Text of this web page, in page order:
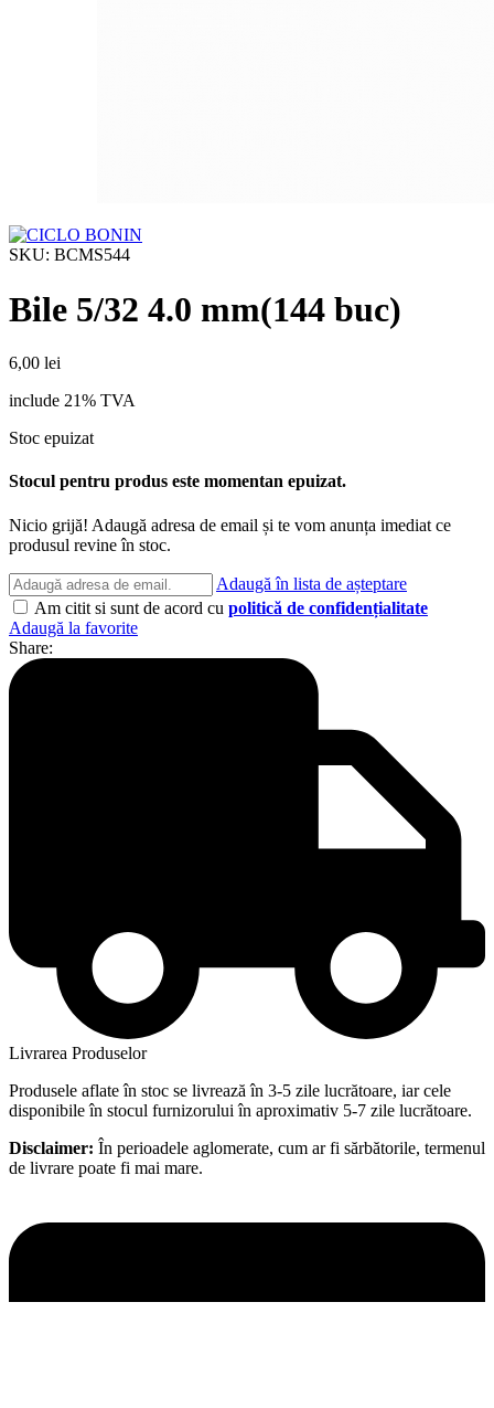
SKU: BCMS544
Bile 5/32 4.0 mm(144 buc)
6,00 lei
include 21% TVA
Stoc epuizat
Stocul pentru produs este momentan epuizat.
Nicio grijă! Adaugă adresa de email și te vom anunța imediat ce
produsul revine în stoc.
Adaugă în lista de așteptare
Am citit si sunt de acord cu politică de confidențialitate
Adaugă la favorite
Share:
Livrarea Produselor
Produsele aflate în stoc se livrează în 3-5 zile lucrătoare, iar cele
disponibile în stocul furnizorului în aproximativ 5-7 zile lucrătoare.
Disclaimer: În perioadele aglomerate, cum ar fi sărbătorile, termenul
de livrare poate fi mai mare.